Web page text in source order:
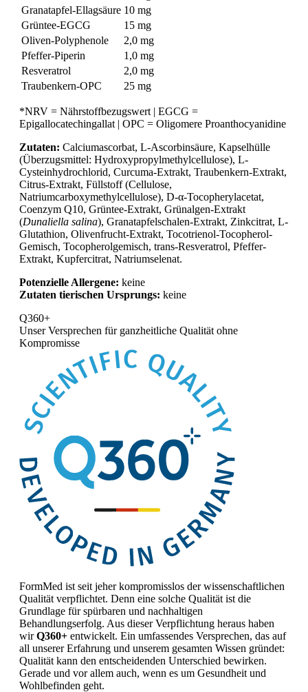
Granatapfel-Ellagsäure 10 mg
Grüntee-EGCG
15 mg
Oliven-Polyphenole
2,0 mg
Pfeffer-Piperin
1,0 mg
Resveratrol
2,0 mg
Traubenkern-OPC
25 mg
*NRV = Nährstoffbezugswert | EGCG =
Epigallocatechingallat | OPC = Oligomere Proanthocyanidine
Zutaten: Calciumascorbat, L-Ascorbinsäure, Kapselhülle
(Überzugsmittel: Hydroxypropylmethylcellulose), L-
Cysteinhydrochlorid, Curcuma-Extrakt, Traubenkern-Extrakt,
Citrus-Extrakt, Füllstoff (Cellulose,
Natriumcarboxymethylcellulose), D-α-Tocopherylacetat,
Coenzym Q10, Grüntee-Extrakt, Grünalgen-Extrakt
(Dunaliella salina), Granatapfelschalen-Extrakt, Zinkcitrat, L-
Glutathion, Olivenfrucht-Extrakt, Tocotrienol-Tocopherol-
Gemisch, Tocopherolgemisch, trans-Resveratrol, Pfeffer-
Extrakt, Kupfercitrat, Natriumselenat.
Potenzielle Allergene: keine
Zutaten tierischen Ursprungs: keine
Q360+
Unser Versprechen für ganzheitliche Qualität ohne
Kompromisse
FormMed ist seit jeher kompromisslos der wissenschaftlichen
Qualität verpflichtet. Denn eine solche Qualität ist die
Grundlage für spürbaren und nachhaltigen
Behandlungserfolg. Aus dieser Verpflichtung heraus haben
wirQ360+ entwickelt. Ein umfassendes Versprechen, das auf
all unserer Erfahrung und unserem gesamten Wissen gründet:
Qualität kann den entscheidenden Unterschied bewirken.
Gerade und vor allem auch, wenn es um Gesundheit und
Wohlbefinden geht.